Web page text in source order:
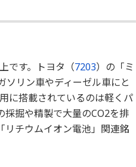
です。トヨタ（7203）の「ミ
ソリン車やディーゼル車にと
に搭載されているのは軽くパ
採掘や精製で大量のCO2を排
リチウムイオン電池」関連銘